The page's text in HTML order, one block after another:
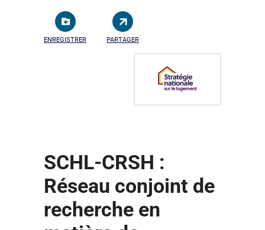
ENREGISTRER PARTAGER
SCHL-CRSH :
Réseau conjoint de
recherche en